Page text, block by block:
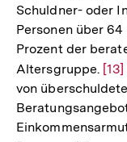
Schuldner- oder
Personen über
Prozent der
Altersgruppe. Zur
der
[13]
von